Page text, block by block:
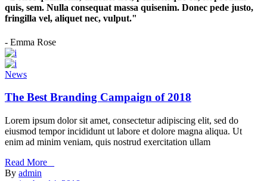
quis, sem. Nulla consequat massa quisenim. Donec pede justo,
fringilla vel, aliquet nec, vulput."
- Emma Rose
News
The Best Branding Campaign of 2018
Lorem ipsum dolor sit amet, consectetur adipiscing elit, sed do
eiusmod tempor incididunt ut labore et dolore magna aliqua. Ut
enim ad minim veniam, quis nostrud exercitation ullam
Read More _
By admin